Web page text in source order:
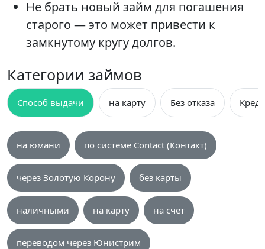
Не брать новый займ для погашения
старого — это может привести к
замкнутому кругу долгов.
Категории займов
Способ выдачи на карту Без отказа
на юмани по системе Contact (Контакт)
через Золотую Корону без карты
наличными на карту на счет
переводом через Юнистрим